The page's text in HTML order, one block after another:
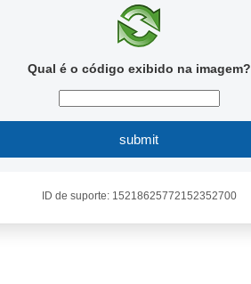
Qual é o código exibido na imagem?
submit
ID de suporte: 15218625772152352700